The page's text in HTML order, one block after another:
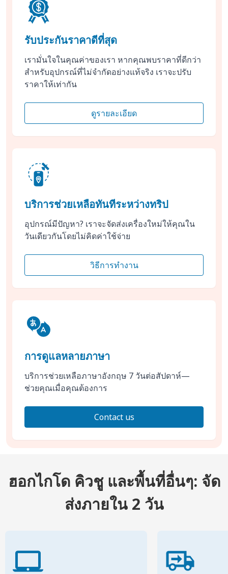
รับประกันราคาดีที่สุด
เรามั่นใจในคุณค่าของเรา หากคุณพบราคาที่ดีกว่า
สำหรับอุปกรณ์ที่ไม่จำกัดอย่างแท้จริง เราจะปรับ
ราคาให้เท่ากัน
ดูรายละเอียด
บริการช่วยเหลือทันทีระหว่างทริป
อุปกรณ์มีปัญหา? เราจะจัดส่งเครื่องใหม่ให้คุณใน
วันเดียวกันโดยไม่คิดค่าใช้จ่าย
วิธีการทำงาน
การดูแลหลายภาษา
บริการช่วยเหลือภาษาอังกฤษ 7 วันต่อสัปดาห์—
ช่วยคุณเมื่อคุณต้องการ
Contact us
ฮอกไกโด คิวชู และพื้นที่อื่นๆ: จัด
ส่งภายใน 2 วัน